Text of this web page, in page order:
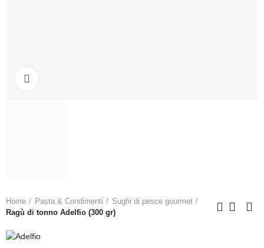
Home Pasta & Condimenti
Sughi di pesce gourmet
Ragù di tonno Adelfio (300 gr)